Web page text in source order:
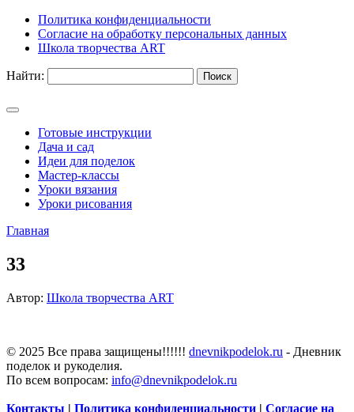
Политика конфиденциальности
Согласие на обработку персональных данных
Школа творчества ART
Найти:
Готовые инструкции
Дача и сад
Идеи для поделок
Мастер-классы
Уроки вязания
Уроки рисования
Главная
33
Автор: Школа творчества ART
© 2025 Все права защищены!!!!!! dnevnikpodelok.ru - Дневник
поделок и рукоделия.
По всем вопросам: info@dnevnikpodelok.ru
Контакты | Политика конфиденциальности | Согласие на